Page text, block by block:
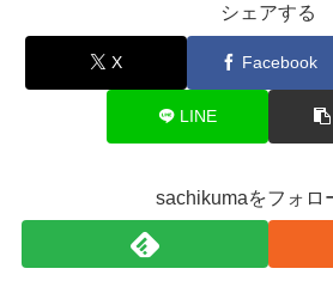
シェアする
X Facebook
LINE
sachikumaをフォロ